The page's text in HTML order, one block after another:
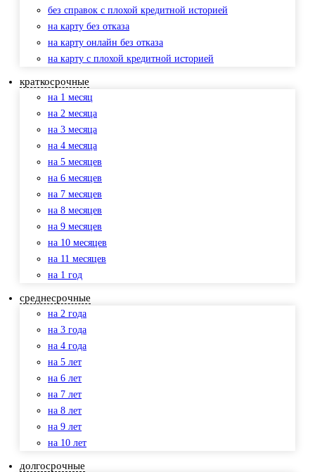
без справок с плохой кредитной историей
на карту без отказа
на карту онлайн без отказа
на карту с плохой кредитной историей
краткосрочные
на 1 месяц
на 2 месяца
на 3 месяца
на 4 месяца
на 5 месяцев
на 6 месяцев
на 7 месяцев
на 8 месяцев
на 9 месяцев
на 10 месяцев
на 11 месяцев
на 1 год
среднесрочные
на 2 года
на 3 года
на 4 года
на 5 лет
на 6 лет
на 7 лет
на 8 лет
на 9 лет
на 10 лет
долгосрочные